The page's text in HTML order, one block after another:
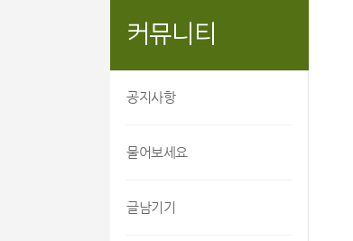
커뮤니티
공지사항
물어보세요
글남기기